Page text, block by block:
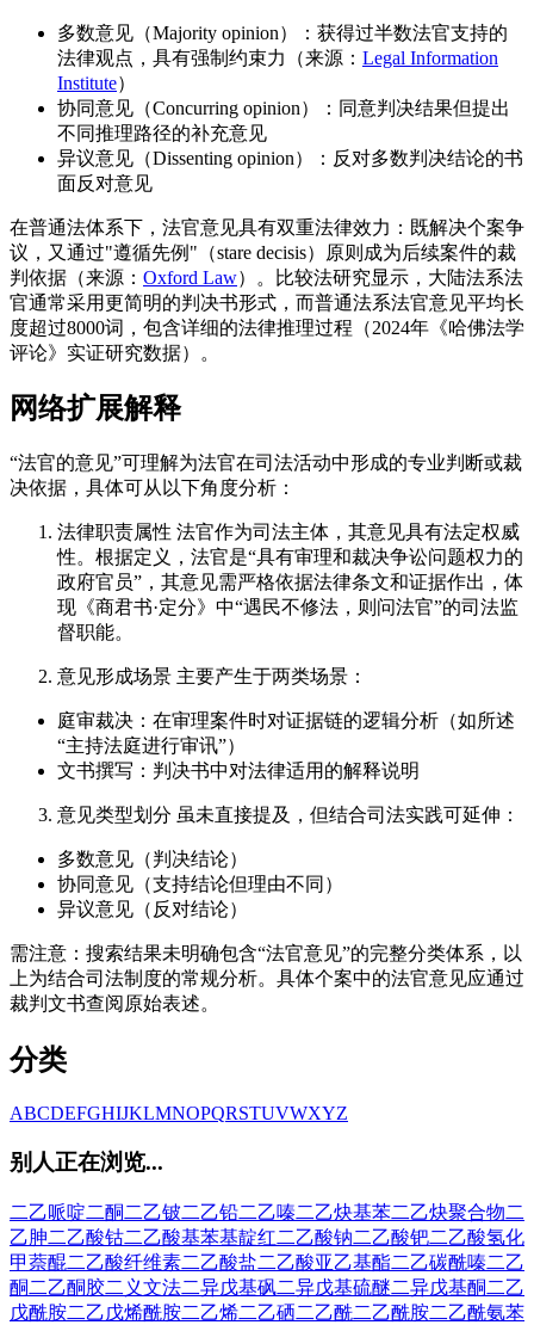
多数意见（Majority opinion）：获得过半数法官支持的
法律观点，具有强制约束力（来源： Legal Information
Institute）
协同意见（Concurring opinion）：同意判决结果但提出
不同推理路径的补充意见
异议意见（Dissenting opinion）：反对多数判决结论的书
面反对意见
在普通法体系下，法官意见具有双重法律效力：既解决个案争
议，又通过"遵循先例"（stare decisis）原则成为后续案件的裁
判依据（来源： Oxford Law）。比较法研究显示，大陆法系法
官通常采用更简明的判决书形式，而普通法系法官意见平均长
度超过8000词，包含详细的法律推理过程（2024年《哈佛法学
评论》实证研究数据）。
网络扩展解释
“法官的意见”可理解为法官在司法活动中形成的专业判断或裁
决依据，具体可从以下角度分析：
法律职责属性 法官作为司法主体，其意见具有法定权威
性。根据定义，法官是“具有审理和裁决争讼问题权力的
政府官员”，其意见需严格依据法律条文和证据作出，体
现《商君书·定分》中“遇民不修法，则问法官”的司法监
督职能。
意见形成场景 主要产生于两类场景：
庭审裁决：在审理案件时对证据链的逻辑分析（如所述
“主持法庭进行审讯”）
文书撰写：判决书中对法律适用的解释说明
意见类型划分 虽未直接提及，但结合司法实践可延伸：
多数意见（判决结论）
协同意见（支持结论但理由不同）
异议意见（反对结论）
需注意：搜索结果未明确包含“法官意见”的完整分类体系，以
上为结合司法制度的常规分析。具体个案中的法官意见应通过
裁判文书查阅原始表述。
分类
ABCDEFGHIJKLMNOPQRSTUVWXYZ
别人正在浏览...
二乙哌啶二酮 二乙铍二乙铅二乙嗪二乙炔基苯二乙炔聚合物二
乙胂二乙酸钴二乙酸基苯基靛红二乙酸钠二乙酸钯二乙酸氢化
甲萘醌二乙酸纤维素二乙酸盐二乙酸亚乙基酯二乙碳酰嗪二乙
酮 二乙酮胶二义文法二异戊基砜二异戊基硫醚二异戊基酮 二乙
戊酰胺二乙戊烯酰胺二乙烯二乙硒二乙酰二乙酰胺二乙酰氨苯